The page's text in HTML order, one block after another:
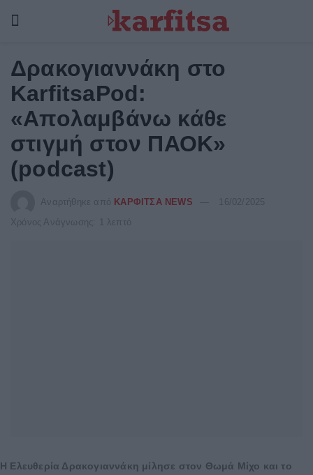
Δρακογιαννάκη στο
KarfitsaPod:
«Απολαμβάνω κάθε
στιγμή στον ΠΑΟΚ»
(podcast)
Αναρτήθηκε από ΚΑΡΦΙΤΣΑ NEWS
16/02/2025
Χρόνος Ανάγνωσης: 1 λεπτό
Η Ελευθερία Δρακογιαννάκη μίλησε στον Θωμά Μίχο και το